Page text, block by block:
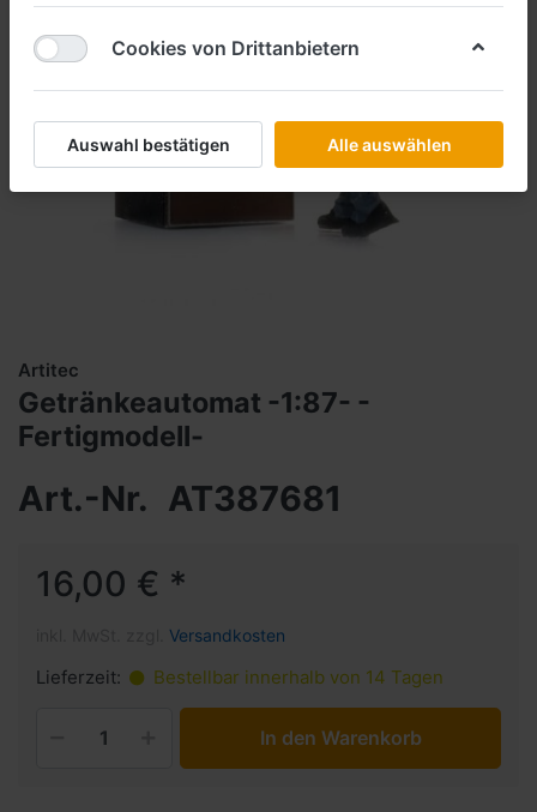
Artitec
Getränkeautomat -1:87- -
Fertigmodell-
Art.-Nr. AT387681
16,00 € *
Versandkosten
Lieferzeit: Bestellbar innerhalb von 14 Tagen
In den Warenkorb
Cookies von Drittanbietern
Auswahl bestätigen Alle auswählen